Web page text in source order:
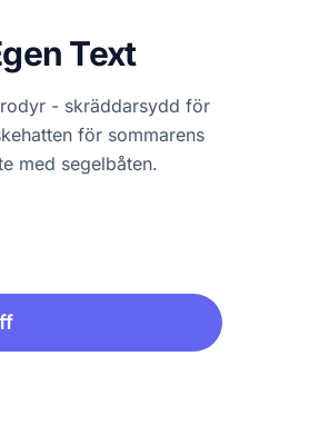
Text
- skräddarsydd för
för sommarens
med segelbåten.